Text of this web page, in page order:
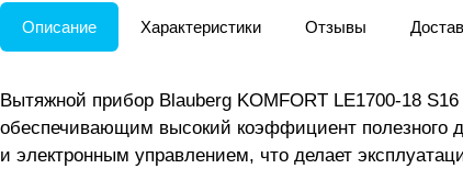
Описание Характеристики Отзывы
Вытяжной прибор Blauberg KOMFORT LE1700-18
обеспечивающим высокий коэффициент полезного
и электронным управлением, что делает